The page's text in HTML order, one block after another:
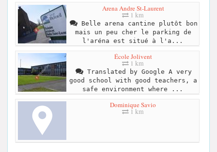
Arena Andre St-Laurent
1 km
Belle arena cantine plutôt bon
mais un peu cher le parking de
l'aréna est situé à l'a...
École Jolivent
1 km
Translated by Google A very
good school with good teachers, a
safe environment where ...
Dominique Savio
1 km